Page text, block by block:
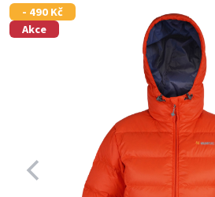
- 490 Kč
Akce